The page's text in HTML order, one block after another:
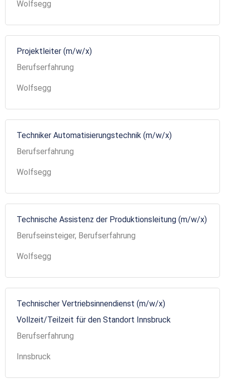
Wolfsegg
Projektleiter (m/w/x)
Berufserfahrung
Wolfsegg
Techniker Automatisierungstechnik (m/w/x)
Berufserfahrung
Wolfsegg
Technische Assistenz der Produktionsleitung (m/w/x)
Berufseinsteiger, Berufserfahrung
Wolfsegg
Technischer Vertriebsinnendienst (m/w/x)
Vollzeit/Teilzeit für den Standort Innsbruck
Berufserfahrung
Innsbruck